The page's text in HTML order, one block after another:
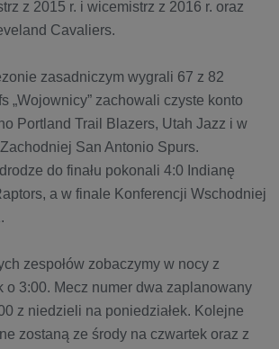
z 2015 r. i wicemistrz z 2016 r. oraz
Cavaliers.
zasadniczym wygrali 67 z 82
„Wojownicy” zachowali czyste konto
Portland Trail Blazers, Utah Jazz i w
San Antonio Spurs.
do finału pokonali 4:0 Indianę
a w finale Konferencji Wschodniej
zespołów zobaczymy w nocy z
o 3:00. Mecz numer dwa zaplanowany
z niedzieli na poniedziałek. Kolejne
zostaną ze środy na czwartek oraz z